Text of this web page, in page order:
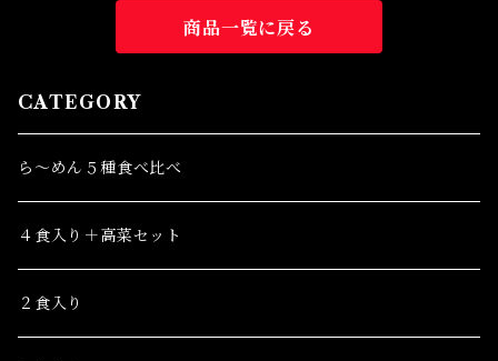
商品一覧に戻る
CATEGORY
ら～めん５種食べ比べ
４食入り＋高菜セット
２食入り